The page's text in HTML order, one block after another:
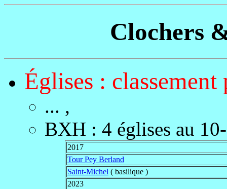
Clochers
Églises :
... ,
BXH : 4 églises au
2017
Tour Pey Berland
Saint-Michel ( basilique )
2023